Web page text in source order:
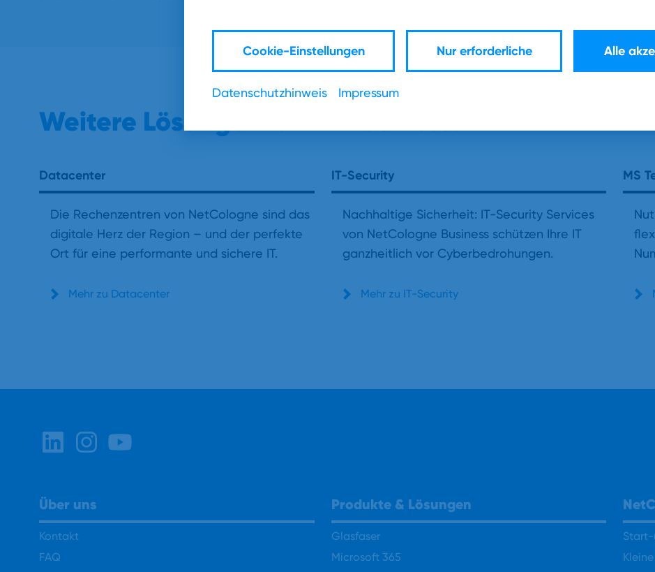
Cookie-Einstellungen Nur erforderliche Alle
Datenschutzhinweis Impressum
Weitere Lösungen für Ihr Business.
Datacenter
Die Rechenzentren von NetCologne sind das
digitale Herz der Region – und der perfekte
Ort für eine performante und sichere IT.
Mehr zu Datacenter
IT-Security
Nachhaltige Sicherheit: IT-Security Services
von NetCologne Business schützen Ihre IT
ganzheitlich vor Cyberbedrohungen.
Mehr zu IT-Security
MS
Über uns
Kontakt
FAQ
Produkte & Lösungen
Glasfaser
Microsoft 365